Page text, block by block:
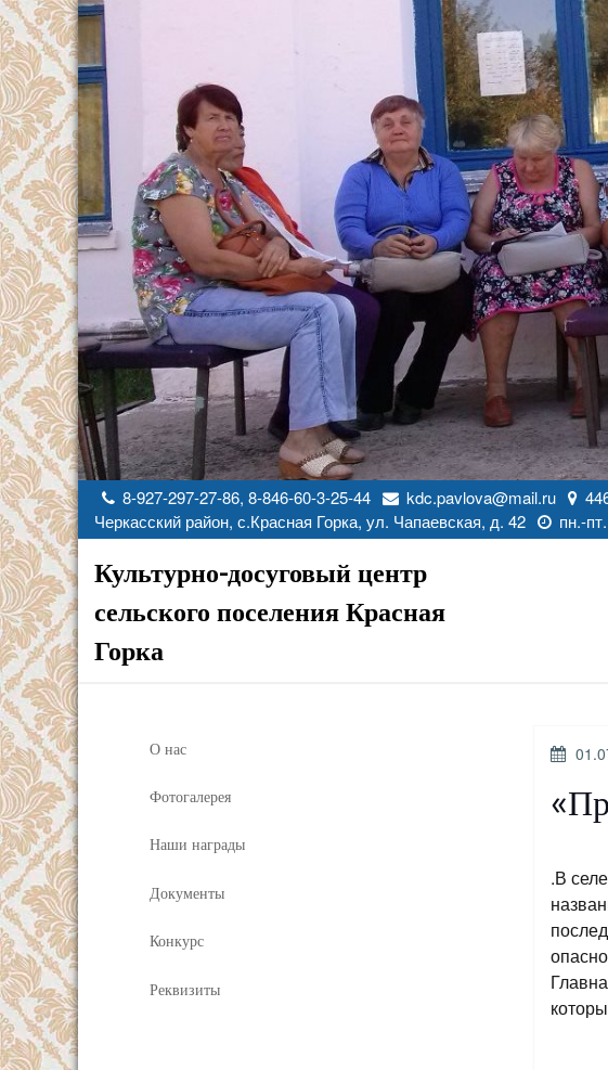
Перейти
к
содержимому
8-927-297-27-86, 8-846-60-3-25-44 kdc.pavlova@mail.ru
Черкасский район, с.Красная Горка, ул. Чапаевская, д. 42
пн.-
Культурно-досуговый центр
сельского поселения Красная
Горка
О нас
Фотогалерея
Наши награды
Документы
Конкурс
Реквизиты
.В